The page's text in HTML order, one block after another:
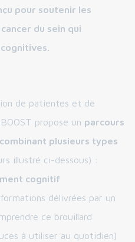
pour soutenir les
du sein qui
de patientes et de
propose un parcours
plusieurs types
illustré ci-dessous) :
cognitif
délivrées par un
ce brouillard
à utiliser au quotidien)